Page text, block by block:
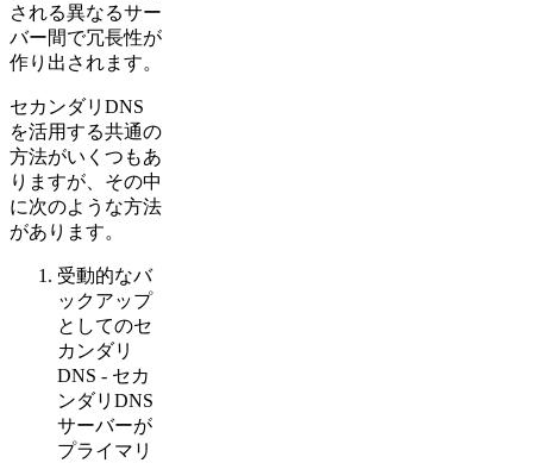
される異なるサー
バー間で冗長性が
作り出されます。
セカンダリDNS
を活用する共通の
方法がいくつもあ
りますが、その中
に次のような方法
があります。
受動的なバ
ックアップ
としてのセ
カンダリ
DNS - セカ
ンダリDNS
サーバーが
プライマリ